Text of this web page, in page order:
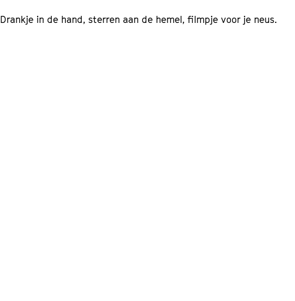
Drankje in de hand, sterren aan de hemel, filmpje voor je neus.